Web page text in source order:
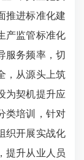
推进标准化建
产监管标准化
服务频率，切
，从源头上筑
为契机提升应
类培训，针对
织开展实战化
提升从业人员